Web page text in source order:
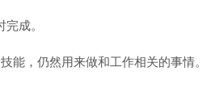
成。
能，仍然用来做和工作相关的事情。